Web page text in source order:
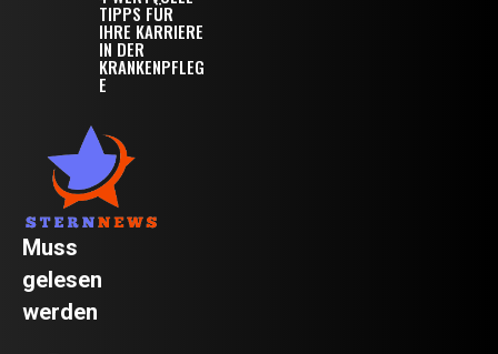
TIPPS FÜR
IHRE KARRIERE
IN DER
KRANKENPFLEG
E
Muss
gelesen
werden